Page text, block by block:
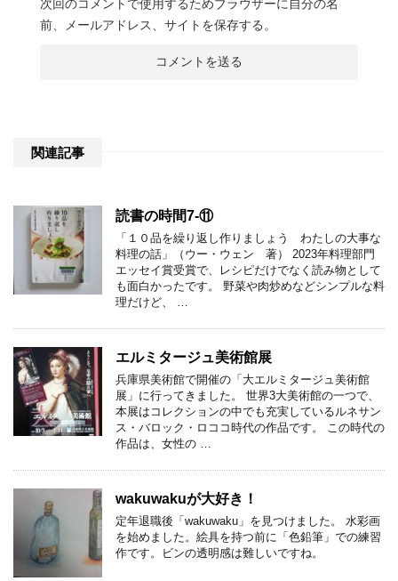
次回のコメントで使用するためブラウザーに自分の名
前、メールアドレス、サイトを保存する。
関連記事
読書の時間7-⑪
「１０品を繰り返し作りましょう わたしの大事な
料理の話」（ウー・ウェン 著） 2023年料理部門
エッセイ賞受賞で、レシピだけでなく読み物として
も面白かったです。 野菜や肉炒めなどシンプルな料
理だけど、 …
エルミタージュ美術館展
兵庫県美術館で開催の「大エルミタージュ美術館
展」に行ってきました。 世界3大美術館の一つで、
本展はコレクションの中でも充実しているルネサン
ス・バロック・ロココ時代の作品です。 この時代の
作品は、女性の …
wakuwakuが大好き！
定年退職後「wakuwaku」を見つけました。 水彩画
を始めました。絵具を持つ前に「色鉛筆」での練習
作です。ビンの透明感は難しいですね。